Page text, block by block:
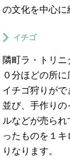
の文化を中心に
イチゴ
隣町ラ・トリニ
０分ほどの所
イチゴ狩りが
並び、手作り
ルなどが売ら
ったものを１
りなります。